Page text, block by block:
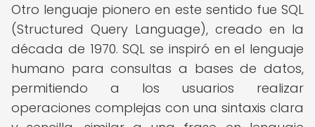
Otro lenguaje pionero en este sentido fue SQL
(Structured Query Language), creado en la
década de 1970. SQL se inspiró en el lenguaje
humano para consultas a bases de datos,
permitiendo a los usuarios realizar
operaciones complejas con una sintaxis clara